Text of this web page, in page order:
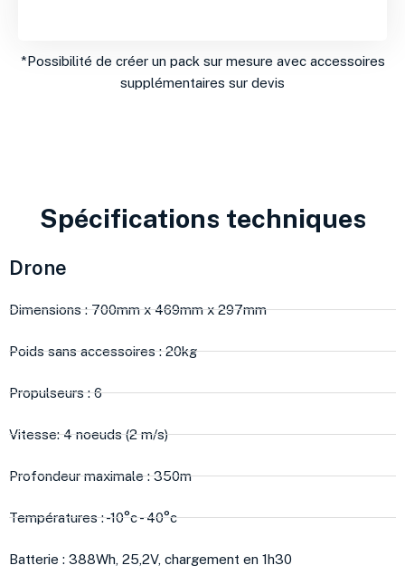
*Possibilité de créer un pack sur mesure avec accessoires
supplémentaires sur devis
Spécifications techniques
Drone
Dimensions : 700mm x 469mm x 297mm
Poids sans accessoires : 20kg
Propulseurs : 6
Vitesse: 4 noeuds (2 m/s)
Profondeur maximale : 350m
Températures : -10°c - 40°c
Batterie : 388Wh, 25,2V, chargement en 1h30